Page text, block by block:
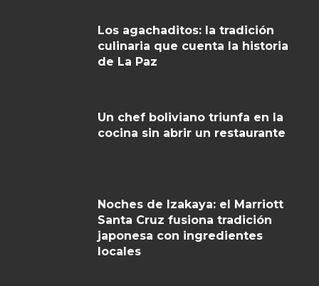
Los agachaditos: la tradición
culinaria que cuenta la historia
de La Paz
Un chef boliviano triunfa en la
cocina sin abrir un restaurante
Noches de Izakaya: el Marriott
Santa Cruz fusiona tradición
japonesa con ingredientes
locales